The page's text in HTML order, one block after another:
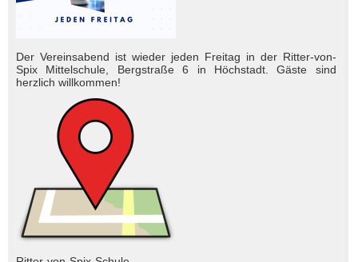
Der Vereinsabend ist wieder jeden Freitag in der Ritter-von-
Spix Mittelschule, Bergstraße 6 in Höchstadt. Gäste sind
herzlich will­kom­men!